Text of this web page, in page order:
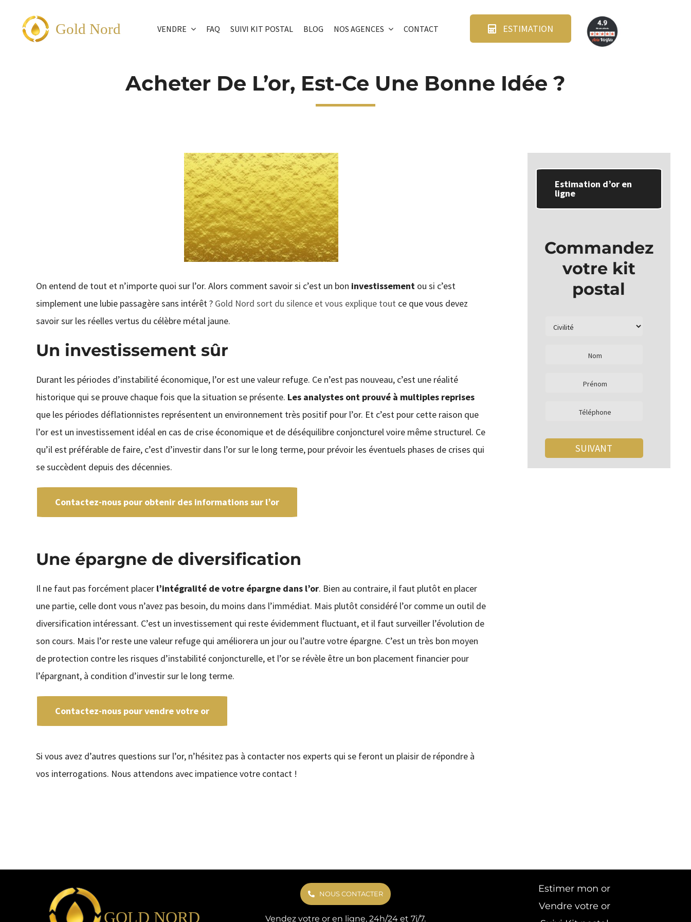
contenu
Gold Nord VENDRE FAQ SUIVI KIT POSTAL BLOG NOS AGENCES CONTACT ESTIMATION
Acheter De L’or, Est-Ce Une Bonne Idée ?
On entend de tout et n’importe quoi sur l’or. Alors comment savoir si c’est un bon investissementou si c’est
simplement une lubie passagère sans intérêt ? Gold Nord sort du silence et vous explique tout ce que vous devez
savoir sur les réelles vertus du célèbre métal jaune.
Un investissement sûr
Durant les périodes d’instabilité économique, l’or est une valeur refuge. Ce n’est pas nouveau, c’est une réalité
historique qui se prouve chaque fois que la situation se présente. Les analystes ont prouvé à multiples reprises
que les périodes déflationnistes représentent un environnement très positif pour l’or. Et c’est pour cette raison que
l’or est un investissement idéal en cas de crise économique et de déséquilibre conjoncturel voire même structurel. Ce
qu’il est préférable de faire, c’est d’investir dans l’or sur le long terme, pour prévoir les éventuels phases de crises qui
se succèdent depuis des décennies.
Contactez-nous pour obtenir des informations sur l’or
Une épargne de diversification
Il ne faut pas forcément placer l’intégralité de votre épargne dans l’or. Bien au contraire, il faut plutôt en placer
une partie, celle dont vous n’avez pas besoin, du moins dans l’immédiat. Mais plutôt considéré l’or comme un outil de
diversification intéressant. C’est un investissement qui reste évidemment fluctuant, et il faut surveiller l’évolution de
son cours. Mais l’or reste une valeur refuge qui améliorera un jour ou l’autre votre épargne. C’est un très bon moyen
de protection contre les risques d’instabilité conjoncturelle, et l’or se révèle être un bon placement financier pour
l’épargnant, à condition d’investir sur le long terme.
Contactez-nous pour vendre votre or
Si vous avez d’autres questions sur l’or, n’hésitez pas à contacter nos experts qui se feront un plaisir de répondre à
vos interrogations. Nous attendons avec impatience votre contact !
Estimation d’or en
ligne
Commandez
votre kit
postal
GOLD NORD
NOUS CONTACTER
Vendez votre or en ligne, 24h/24 et 7j/7.
Estimer mon or
Vendre votre or